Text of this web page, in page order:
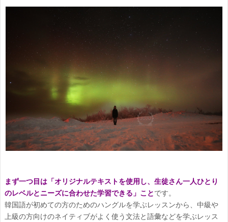
まず一つ目は「オリジナルテキストを使用し、生徒さん一人ひとり
のレベルとニーズに合わせた学習できる」ことです。
韓国語が初めての方のためのハングルを学ぶレッスンから、中級や
上級の方向けのネイティブがよく使う文法と語彙などを学ぶレッス